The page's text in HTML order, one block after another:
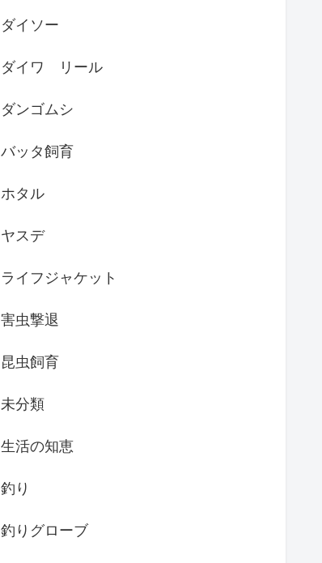
ダイソー
ダイワ リール
ダンゴムシ
バッタ飼育
ホタル
ヤスデ
ライフジャケット
害虫撃退
昆虫飼育
未分類
生活の知恵
釣り
釣りグローブ